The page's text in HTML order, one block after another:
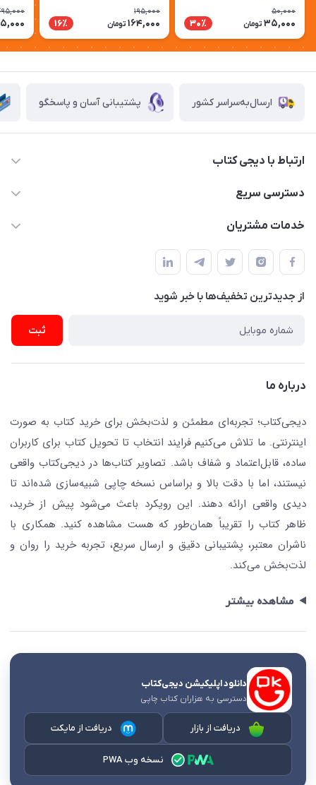
50,000
35,000 تومان 30٪
195,000
164,000 تومان 16٪
علوی
ارسال‌به‌سراسر کشور پشتیبانی آسان و پاسخگو
ارتباط با دیجی کتاب
021-66483376
پلیس امنیت .پلاک 150 (🚷 فروش فقط به صورت آنلاین)
دسترسی سریع
کتاب (دسته‌بندی)
ناشران همکار
نویسندگان و مترجمان
جستجو در سایت
کتابیاب
خدمات مشتریان
راهنما
پیگیری سفارشات
رهگیری مرسولات پستی
ارسال تیکت پشتیبانی
از جدید‌ترین تخفیف‌ها با‌ خبر شوید
ثبت
درباره ما
دیجی‌کتاب؛ تجربه‌ای مطمئن و لذت‌بخش برای خرید کتاب به صورت
اینترنتی. ما تلاش می‌کنیم فرایند انتخاب تا تحویل کتاب برای کاربران
ساده، قابل‌اعتماد و شفاف باشد. تصاویر کتاب‌ها در دیجی‌کتاب واقعی
نیستند، اما با دقت بالا و براساس نسخه چاپی شبیه‌سازی شده‌اند تا
دیدی واقعی ارائه دهند. این رویکرد باعث می‌شود پیش از خرید،
ظاهر کتاب را تقریباً همان‌طور که هست مشاهده کنید. همکاری با
ناشران معتبر، پشتیبانی دقیق و ارسال سریع، تجربه خرید را روان و
لذت‌بخش می‌کند.
مشاهده بیشتر
دانلود اپلیکیشن دیجی‌کتاب
دسترسی به هزاران کتاب چاپی
دریافت از بازار دریافت از مایکت
نسخه وب PWA